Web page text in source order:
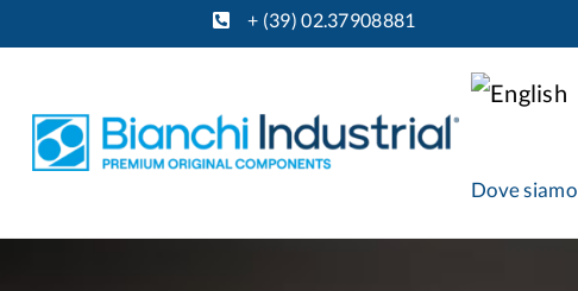
+ (39) 02.37908881
Dove siamo